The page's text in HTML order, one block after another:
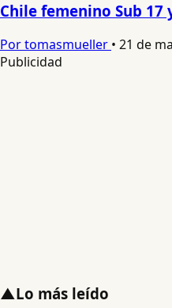
Chile femenino Sub 17
Por tomasmueller • 21 de
Publicidad
▲Lo más leído